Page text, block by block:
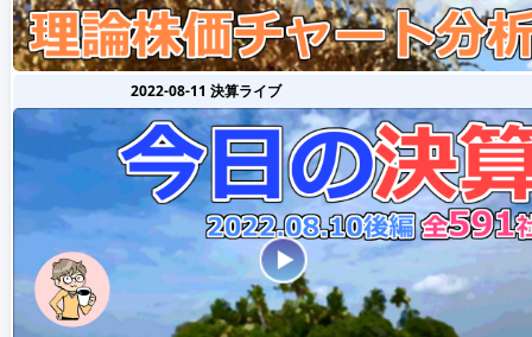
2022-08-11 決算ライブ